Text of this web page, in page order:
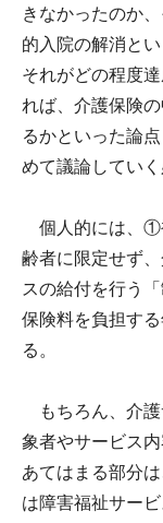
きなかったのか
的入院の解消と
それがどの程度
れば、介護保険
るかといった論
めて議論していく
個人的には、①
齢者に限定せず
スの給付を行う
保険料を負担す
る。
もちろん、介護
象者やサービス
あてはまる部分
は障害福祉サー